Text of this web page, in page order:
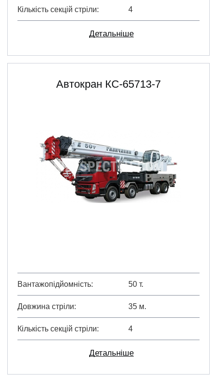
Кількість секцій стріли 4
Детальніше
Автокран КС-65713-7
Вантажопідйомність 50 т.
Довжина стріли 35 м.
Кількість секцій стріли 4
Детальніше